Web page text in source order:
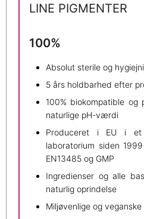
LINE PIGMENTER
100%
Absolut sterile og
5 års holdbarhed efter
100% biokompatible og
naturlige pH-værdi
Produceret i EU i et
laboratorium siden
EN13485 og GMP
Ingredienser og alle
naturlig oprindelse
Miljøvenlige og veganske